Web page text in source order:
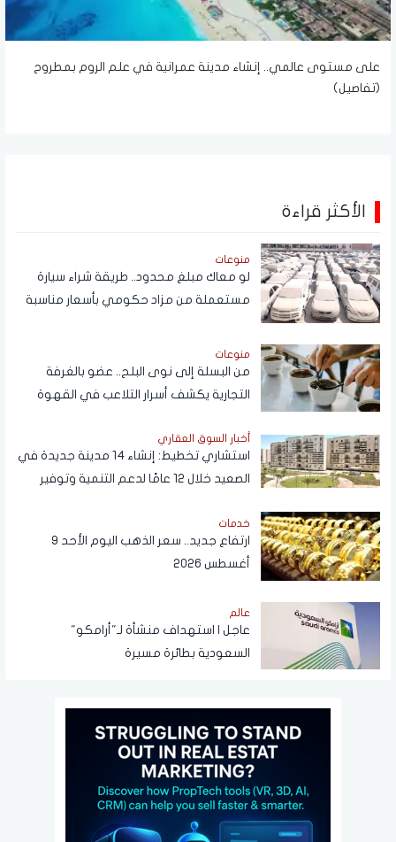
على مستوى عالمي.. إنشاء مدينة عمرانية في علم الروم بمطروح
(تفاصيل)
الأكثر قراءة
منوعات
لو معاك مبلغ محدود.. طريقة شراء سيارة
مستعملة من مزاد حكومي بأسعار مناسبة
منوعات
من البسلة إلى نوى البلح.. عضو بالغرفة
التجارية يكشف أسرار التلاعب في القهوة
أخبار السوق العقاري
استشاري تخطيط: إنشاء 14 مدينة جديدة في
الصعيد خلال 12 عامًا لدعم التنمية وتوفير
خدمات
ارتفاع جديد.. سعر الذهب اليوم الأحد 9
أغسطس 2026
عالم
عاجل | استهداف منشأة لـ"أرامكو"
السعودية بطائرة مسيرة